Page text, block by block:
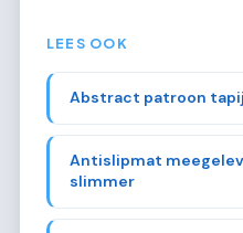
LEES OOK
Abstract patroon
Antislipmat
slimmer